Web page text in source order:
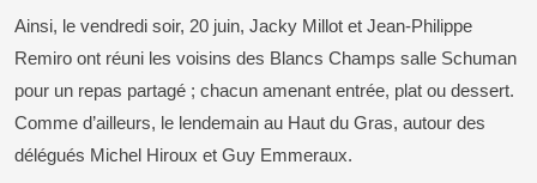
Ainsi, le vendredi soir, 20 juin, Jacky Millot et Jean-Philippe
Remiro ont réuni les voisins des Blancs Champs salle Schuman
pour un repas partagé ; chacun amenant entrée, plat ou dessert.
Comme d’ailleurs, le lendemain au Haut du Gras, autour des
délégués Michel Hiroux et Guy Emmeraux.